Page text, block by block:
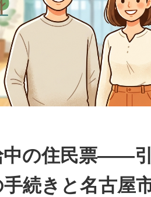
中の住民票——
続きと名古屋